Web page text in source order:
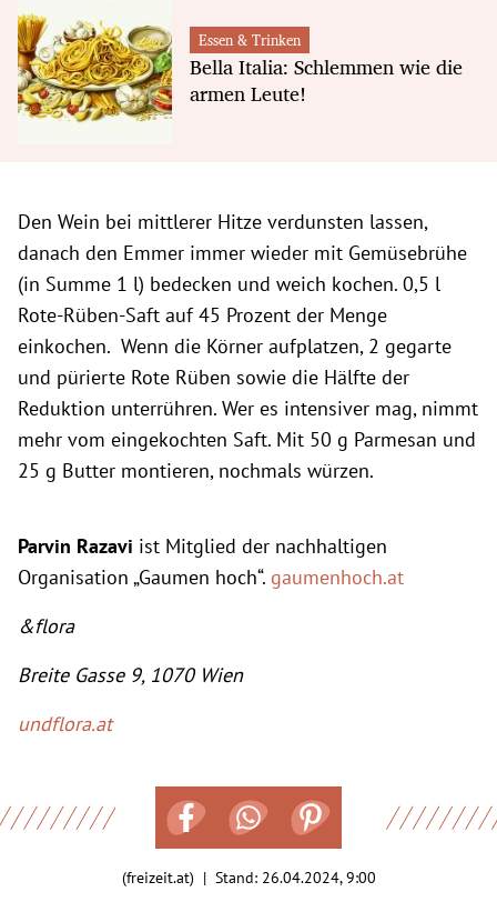
Essen & Trinken
Bella Italia: Schlemmen wie die
armen Leute!
Den Wein bei mittlerer Hitze verdunsten lassen,
danach den Emmer immer wieder mit Gemüsebrühe
(in Summe 1 l) bedecken und weich kochen. 0,5 l
Rote-Rüben-Saft auf 45 Prozent der Menge
einkochen. Wenn die Körner aufplatzen, 2 gegarte
und pürierte Rote Rüben sowie die Hälfte der
Reduktion unterrühren. Wer es intensiver mag, nimmt
mehr vom eingekochten Saft. Mit 50 g Parmesan und
25 g Butter montieren, nochmals würzen.
Parvin Razavi ist Mitglied der nachhaltigen
Organisation „Gaumen hoch“. gaumenhoch.at
&flora
Breite Gasse 9, 1070 Wien
undflora.at
(freizeit.at) | Stand: 26.04.2024, 9:00